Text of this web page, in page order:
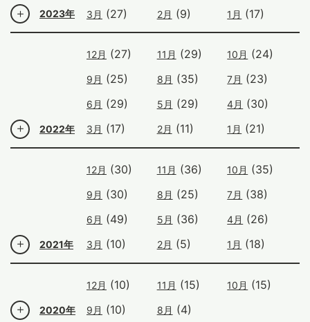
2023年 3月 (27) 2月 (9) 1月 (17)
2022年
12月 (27) 11月 (29) 10月 (24)
9月 (25) 8月 (35) 7月 (23)
6月 (29) 5月 (29) 4月 (30)
3月 (17) 2月 (11) 1月 (21)
2021年
12月 (30) 11月 (36) 10月 (35)
9月 (30) 8月 (25) 7月 (38)
6月 (49) 5月 (36) 4月 (26)
3月 (10) 2月 (5) 1月 (18)
2020年
12月 (10) 11月 (15) 10月 (15)
9月 (10) 8月 (4)